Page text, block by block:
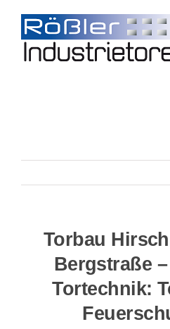
content
Torbau
Bergstraße
Tortechnik: